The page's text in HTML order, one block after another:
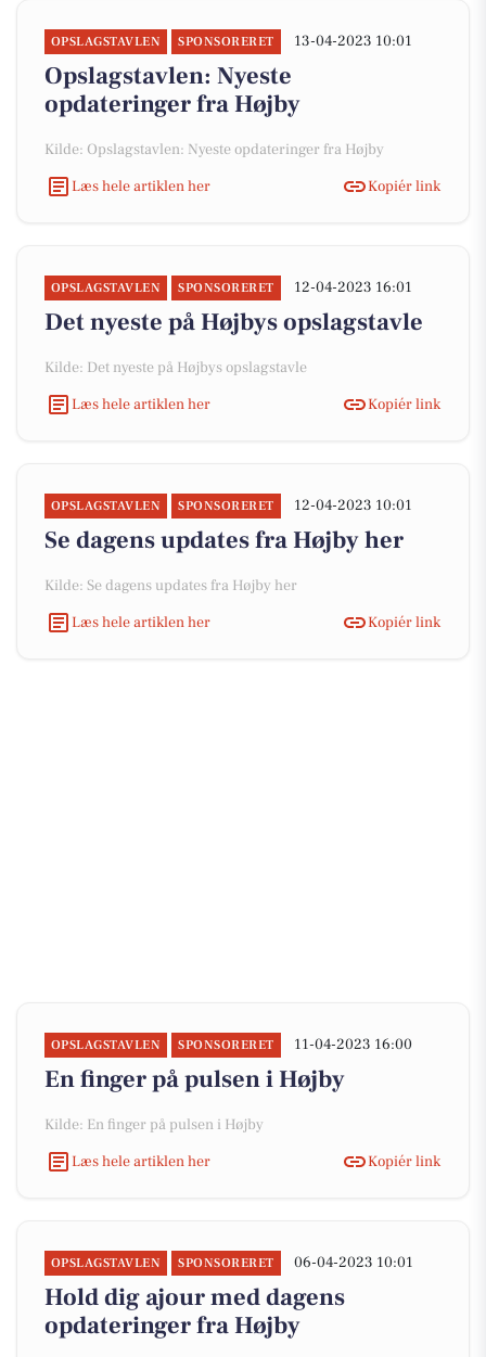
OPSLAGSTAVLEN SPONSORERET 13-04-2023 10:01
Opslagstavlen: Nyeste
opdateringer fra Højby
Kilde: Opslagstavlen: Nyeste opdateringer fra Højby
Læs hele artiklen her
Kopiér link
OPSLAGSTAVLEN SPONSORERET 12-04-2023 16:01
Det nyeste på Højbys opslagstavle
Kilde: Det nyeste på Højbys opslagstavle
Læs hele artiklen her
Kopiér link
OPSLAGSTAVLEN SPONSORERET 12-04-2023 10:01
Se dagens updates fra Højby her
Kilde: Se dagens updates fra Højby her
Læs hele artiklen her
Kopiér link
OPSLAGSTAVLEN SPONSORERET 11-04-2023 16:00
En finger på pulsen i Højby
Kilde: En finger på pulsen i Højby
Læs hele artiklen her
Kopiér link
OPSLAGSTAVLEN SPONSORERET 06-04-2023 10:01
Hold dig ajour med dagens
opdateringer fra Højby